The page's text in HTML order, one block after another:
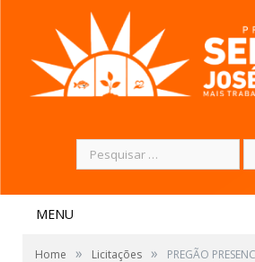
Pesquisar
por:
MENU
Home » Licitações »
PREGÃO